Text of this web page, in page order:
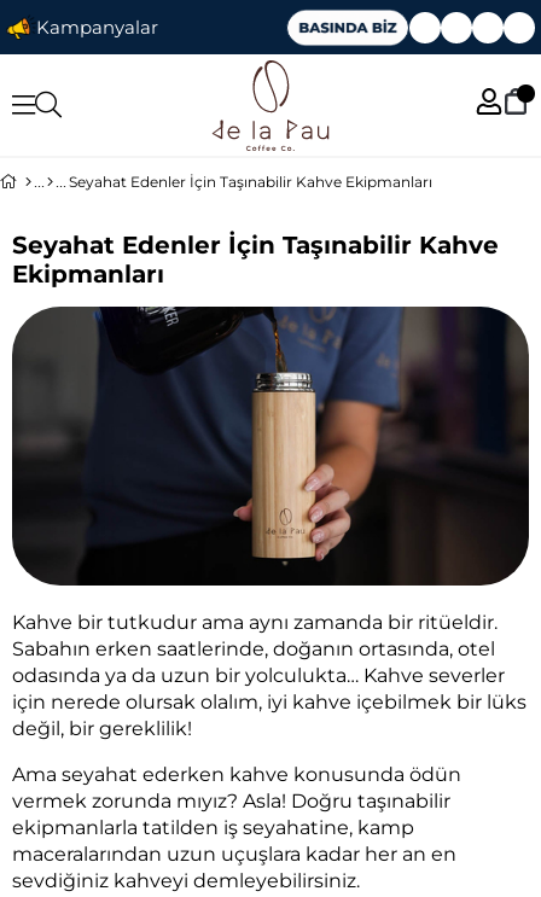
Kampanyalar
Seyahat Edenler İçin Taşınabilir Kahve Ekipmanları
Seyahat Edenler İçin Taşınabilir Kahve
Ekipmanları
Kahve bir tutkudur ama aynı zamanda bir ritüeldir.
Sabahın erken saatlerinde, doğanın ortasında, otel
odasında ya da uzun bir yolculukta… Kahve severler
için nerede olursak olalım, iyi kahve içebilmek bir lüks
değil, bir gereklilik!
Ama seyahat ederken kahve konusunda ödün
vermek zorunda mıyız? Asla! Doğru taşınabilir
ekipmanlarla tatilden iş seyahatine, kamp
maceralarından uzun uçuşlara kadar her an en
sevdiğiniz kahveyi demleyebilirsiniz.